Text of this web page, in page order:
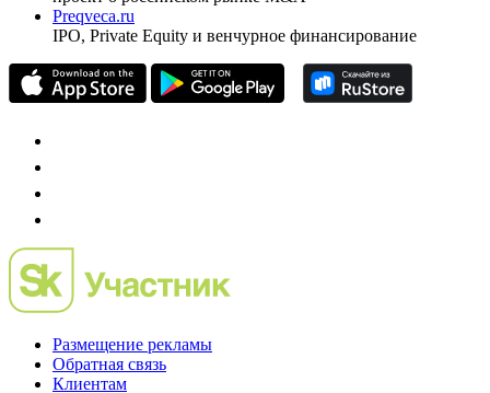
универсальный ресурс по фондовому рынку для
частного инвестора России
проект о российском рынке M&A
Preqveca.ru